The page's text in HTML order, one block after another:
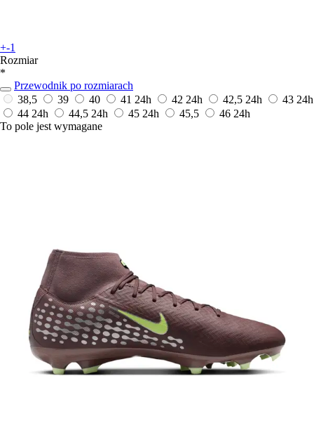
+-1
Rozmiar
*
Przewodnik po rozmiarach
38,5
39 40 41 24h 42 24h 42,5 24h 43 24h
44 24h 44,5 24h 45 24h 45,5 46 24h
To pole jest wymagane